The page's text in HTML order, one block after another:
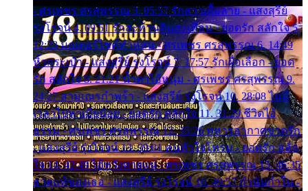
- ศรเพชร ศรสุพรรณ 3. 05:57 รักสาวเสื้อลาย - แสงสุรีย์
รุ่งโรจน์ 4. 09:51 รักสะท้านดินสะเทือน - ยอดรัก สลักใจ 5.
12:23 มอเตอร์ไซค์ทำหล่น - ศรเพชร ศรสุพรรณ 6. 14:49
หิ้วกระเป๋า - แสงสุรีย์ รุ่งโรจน์ 7. 17:57 รักเผื่อเลือก - ยอด
รัก สลักใจ 8. 21:21 น้ำตาไอ้หนุ่ม - ศรเพชร ศรสุพรรณ 9.
24:27 สามเณรกำพร้า - แสงสุรีย์ รุ่งโรจน์ 10. 28:08 ไม่มี
เวลาไปหาเมียน้อย - ยอดรัก สลักใจ 11. 31:29 ชีวิตไอ้
ธรรม - ศรเพชร ศรสุพรรณ 12. 35:26 ทหารอากาศขาดรัก
- แสงสุรีย์ รุ่งโรจน์ 13. 39:01 คนหัวใจโทรม - ยอดรัก สลัก
ใจ 14. 42:49 ไอ้หวังตายแน่ - ศรเพชร ศรสุพรรณ 15. 46:35
ธาตุแท้ของเธอ - แสงสุรีย์ รุ่งโรจน์ 16. 49:57 กำนันกำใน -